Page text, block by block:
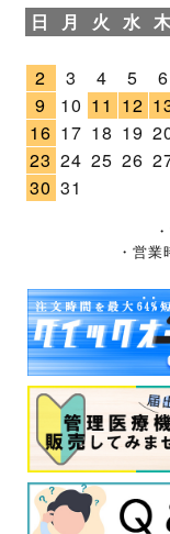
日
月 火 水 木
2
3 4 5 6
9
10 11 12
16 17 18 19
23 24 25 26
30 31
・営